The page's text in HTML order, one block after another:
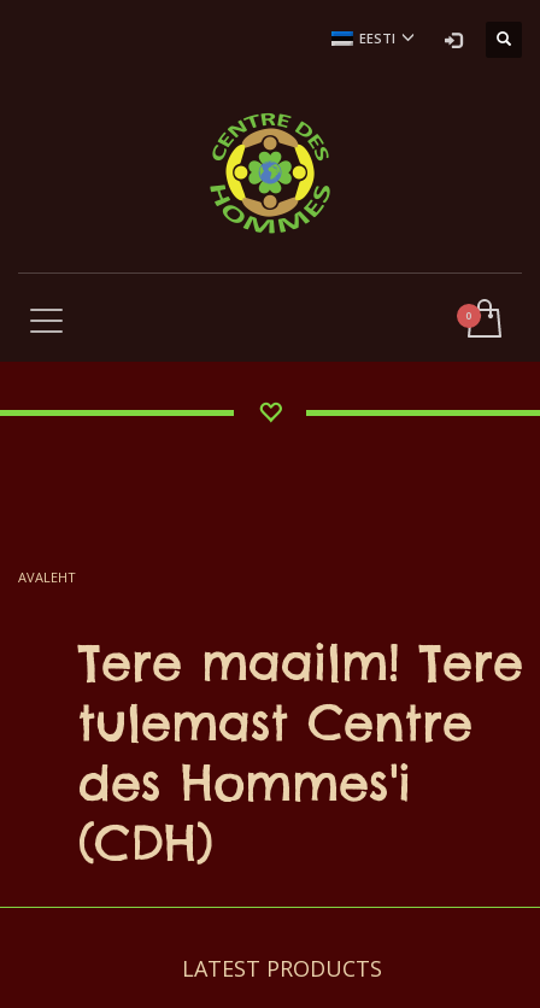
EESTI
AVALEHT
Tere maailm! Tere
tulemast Centre
des Hommes'i
(CDH)
LATEST PRODUCTS